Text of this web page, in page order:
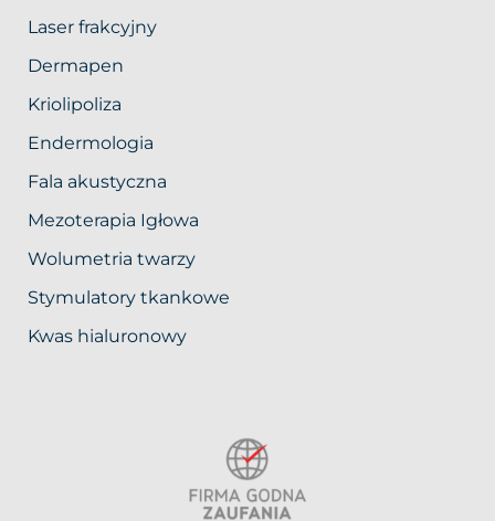
Laser frakcyjny
Dermapen
Kriolipoliza
Endermologia
Fala akustyczna
Mezoterapia Igłowa
Wolumetria twarzy
Stymulatory tkankowe
Kwas hialuronowy